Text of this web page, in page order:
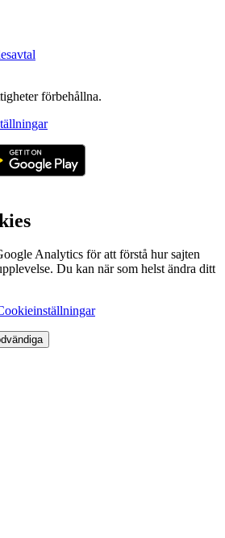
förbehållna.
Analytics för att förstå hur sajten
Du kan när som helst ändra ditt